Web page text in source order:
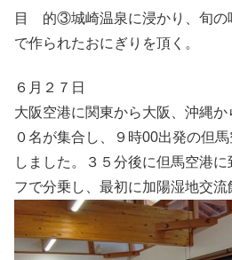
目 的③城崎温泉に浸かり、旬の
で作られたおにぎりを頂く。
６月２７日
大阪空港に関東から大阪、沖縄か
０名が集合し、９時00出発の但
しました。３５分後に但馬空港
フで分乗し、最初に加陽湿地交流